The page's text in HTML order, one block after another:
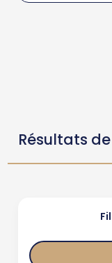
Résultats